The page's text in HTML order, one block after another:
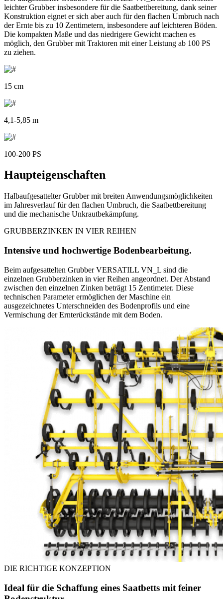
leichter Grubber insbesondere für die Saatbettbereitung, dank seiner
Konstruktion eignet er sich aber auch für den flachen Umbruch nach
der Ernte bis zu 10 Zentimetern, insbesondere auf leichteren Böden.
Die kompakten Maße und das niedrigere Gewicht machen es
möglich, den Grubber mit Traktoren mit einer Leistung ab 100 PS
zu ziehen.
15 cm
4,1-5,85 m
100-200 PS
Haupteigenschaften
Halbaufgesattelter Grubber mit breiten Anwendungsmöglichkeiten
im Jahresverlauf für den flachen Umbruch, die Saatbettbereitung
und die mechanische Unkrautbekämpfung.
GRUBBERZINKEN IN VIER REIHEN
Intensive und hochwertige Bodenbearbeitung.
Beim aufgesattelten Grubber VERSATILL VN_L sind die
einzelnen Grubberzinken in vier Reihen angeordnet. Der Abstand
zwischen den einzelnen Zinken beträgt 15 Zentimeter. Diese
technischen Parameter ermöglichen der Maschine ein
ausgezeichnetes Unterschneiden des Bodenprofils und eine
Vermischung der Ernterückstände mit dem Boden.
DIE RICHTIGE KONZEPTION
Ideal für die Schaffung eines Saatbetts mit feiner